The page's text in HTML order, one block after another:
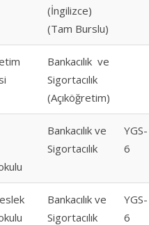
(İngilizce)
(Tam Burslu)
Bankacılık ve
Sigortacılık
(Açıköğretim)
Bankacılık ve
Sigortacılık
YGS-
6
Bankacılık ve
Sigortacılık
YGS-
6